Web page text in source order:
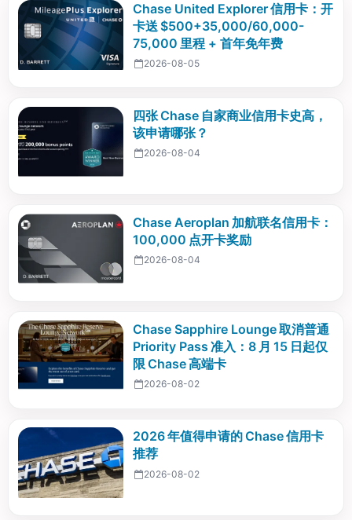
Chase United Explorer 信用卡：开
卡送 $500+35,000/60,000-
75,000 里程 + 首年免年费
2026-08-05
四张 Chase 自家商业信用卡史高，
该申请哪张？
2026-08-04
Chase Aeroplan 加航联名信用卡：
100,000 点开卡奖励
2026-08-04
Chase Sapphire Lounge 取消普通
Priority Pass 准入：8 月 15 日起仅
限 Chase 高端卡
2026-08-02
2026 年值得申请的 Chase 信用卡
推荐
2026-08-02